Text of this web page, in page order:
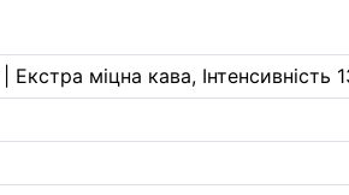
міцна кава,